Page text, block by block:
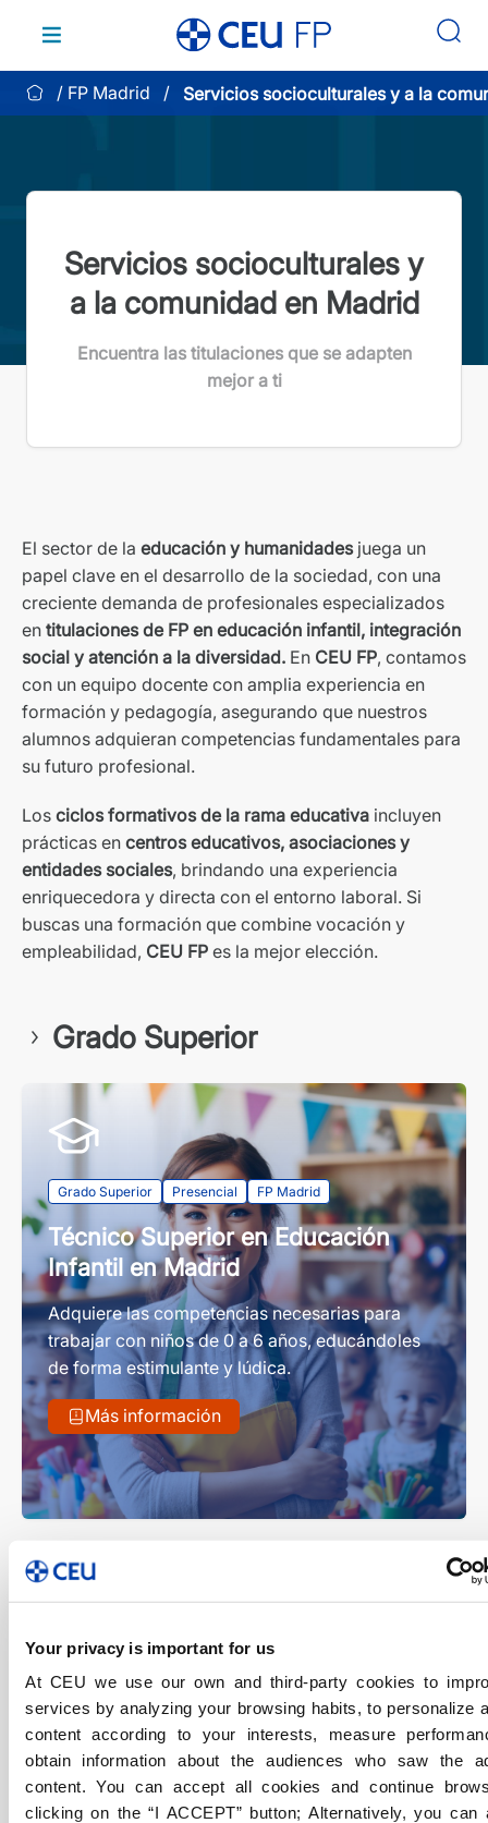
Your privacy is important for us
At CEU we use our own and third-party cookies to
services by analyzing your browsing habits, to personalize
content according to your interests, measure
obtain information about the audiences who saw the
content. You can accept all cookies and continue
clicking on the “I ACCEPT” button; Alternatively, you can
contenido
FP Madrid
Servicios socioculturales y a la
Madrid
Servicios socioculturales y
a la comunidad en Madrid
Encuentra las titulaciones que se adapten
mejor a ti
El sector de la educación y humanidadesjuega un
papel clave en el desarrollo de la sociedad, con una
creciente demanda de profesionales especializados
en titulaciones de FP en educación infantil, integración
social y atención a la diversidad. En CEU FP, contamos
con un equipo docente con amplia experiencia en
formación y pedagogía, asegurando que nuestros
alumnos adquieran competencias fundamentales para
su futuro profesional.
Los ciclos formativos de la rama educativa incluyen
prácticas en centros educativos, asociaciones y
entidades sociales, brindando una experiencia
enriquecedora y directa con el entorno laboral. Si
buscas una formación que combine vocación y
empleabilidad, CEU FP es la mejor elección.
Grado Superior
Grado Superior Presencial FP Madrid
Técnico Superior en Educación
Infantil en Madrid
Adquiere las competencias necesarias para
trabajar con niños de 0 a 6 años, educándoles
de forma estimulante y lúdica.
Más información
Grado Superior Presencial FP Madrid
Técnico Superior en Integración
Social en Madrid
colectivos en situación de vulnerabilidad.